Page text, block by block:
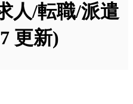
人/転職/派遣
更新)